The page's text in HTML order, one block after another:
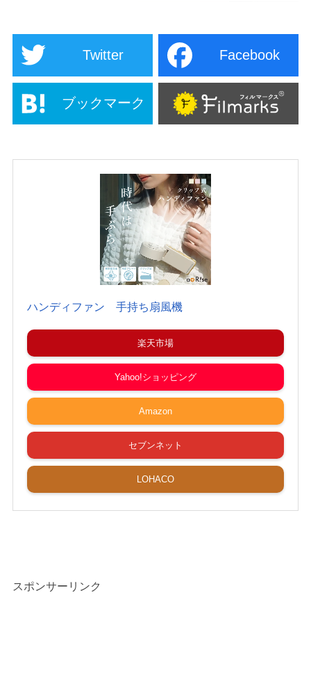
Twitter Facebook
ブックマーク
ハンディファン 手持ち扇風機
楽天市場
Yahoo!ショッピング
Amazon
セブンネット
LOHACO
スポンサーリンク